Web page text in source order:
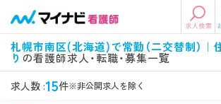
札幌市南区(北海道)で常勤（二交替制）｜
り の看護師求人・転職・募集一覧
求人数 :15件※非公開求人を除く
エリアから探す
エリアから探す
希望の求人条件を選択
条件項目の選択に戻る